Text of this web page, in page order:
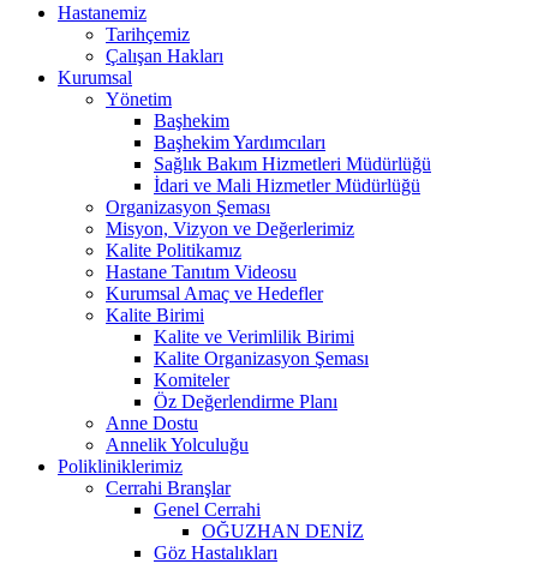
Hastanemiz
Tarihçemiz
Çalışan Hakları
Kurumsal
Yönetim
Başhekim
Başhekim Yardımcıları
Sağlık Bakım Hizmetleri Müdürlüğü
İdari ve Mali Hizmetler Müdürlüğü
Organizasyon Şeması
Misyon, Vizyon ve Değerlerimiz
Kalite Politikamız
Hastane Tanıtım Videosu
Kurumsal Amaç ve Hedefler
Kalite Birimi
Kalite ve Verimlilik Birimi
Kalite Organizasyon Şeması
Komiteler
Öz Değerlendirme Planı
Anne Dostu
Annelik Yolculuğu
Polikliniklerimiz
Cerrahi Branşlar
Genel Cerrahi
OĞUZHAN DENİZ
Göz Hastalıkları